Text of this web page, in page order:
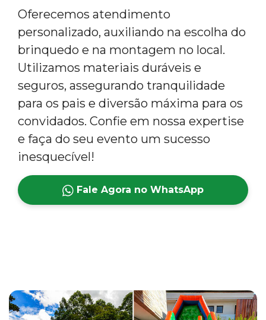
Oferecemos atendimento
personalizado, auxiliando na escolha do
brinquedo e na montagem no local.
Utilizamos materiais duráveis e
seguros, assegurando tranquilidade
para os pais e diversão máxima para os
convidados. Confie em nossa expertise
e faça do seu evento um sucesso
inesquecível!
Fale Agora no WhatsApp